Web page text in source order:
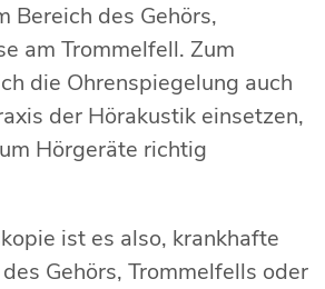
Bereich des Gehörs,
am Trommelfell. Zum
die Ohrenspiegelung auch
der Hörakustik einsetzen,
Hörgeräte richtig
ist es also, krankhafte
Gehörs, Trommelfells oder